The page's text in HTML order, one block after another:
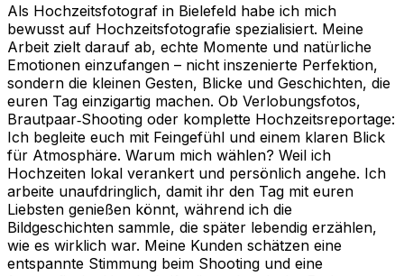
Als Hochzeitsfotograf in Bielefeld habe ich mich
bewusst auf Hochzeitsfotografie spezialisiert. Meine
Arbeit zielt darauf ab, echte Momente und natürliche
Emotionen einzufangen – nicht inszenierte Perfektion,
sondern die kleinen Gesten, Blicke und Geschichten, die
euren Tag einzigartig machen. Ob Verlobungsfotos,
Brautpaar‑Shooting oder komplette Hochzeitsreportage:
Ich begleite euch mit Feingefühl und einem klaren Blick
für Atmosphäre. Warum mich wählen? Weil ich
Hochzeiten lokal verankert und persönlich angehe. Ich
arbeite unaufdringlich, damit ihr den Tag mit euren
Liebsten genießen könnt, während ich die
Bildgeschichten sammle, die später lebendig erzählen,
wie es wirklich war. Meine Kunden schätzen eine
entspannte Stimmung beim Shooting und eine